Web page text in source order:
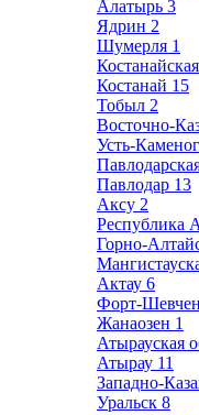
Алатырь 3
Ядрин 2
Шумерля 1
Костанай 15
Тобыл 2
Восточно-
Усть-
Павлодар 13
Аксу 2
Республика
Горно-
Актау 6
Форт-
Жанаозен 1
Атырауская
Атырау 11
Западно-
Уральск 8